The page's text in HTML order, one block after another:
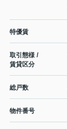
特優賃
取引態様 /
賃貸区分
総戸数
物件番号